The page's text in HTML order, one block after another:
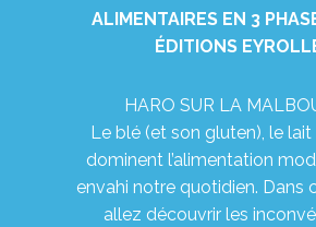
ALIMENTAIRES EN 3
ÉDITIONS
HARO SUR LA
Le blé (et son gluten), le
dominent l’alimentation
envahi notre quotidien. Dans
allez découvrir les